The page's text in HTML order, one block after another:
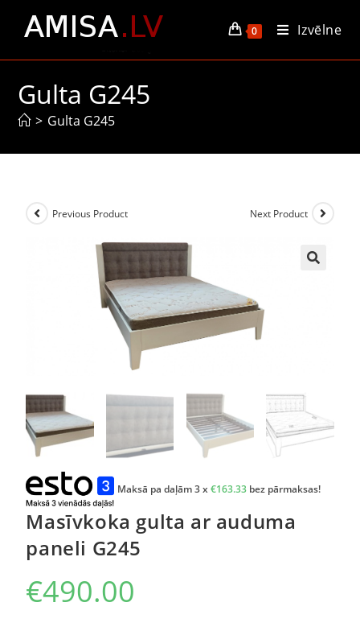
0 Izvēlne
Gulta G245
> Gulta G245
Previous Product Next Product
Maksā pa daļām 3 x€163.33 bez pārmaksas!
Masīvkoka gulta ar auduma
paneli G245
€490.00